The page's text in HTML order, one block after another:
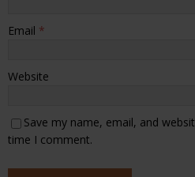
Email *
Website
Save my name, email, and
time I comment.